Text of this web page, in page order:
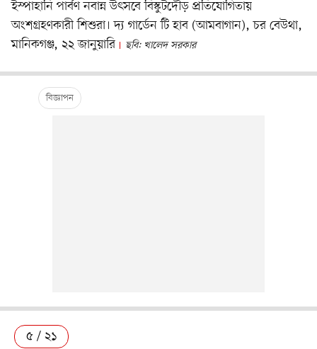
ইস্পাহানি পার্বণ নবান্ন উৎসবে বিস্কুটদৌড় প্রতিযোগিতায়
অংশগ্রহণকারী শিশুরা। দ্য গার্ডেন টি হাব (আমবাগান), চর বেউথা,
মানিকগঞ্জ, ২২ জানুয়ারি
ছবি: খালেদ সরকার
৫ / ২১